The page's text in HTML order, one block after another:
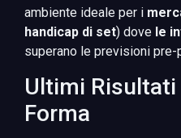
ambiente ideale per i
handicap di set) dove le
superano le previsioni pre-
Ultimi Risultati
Forma